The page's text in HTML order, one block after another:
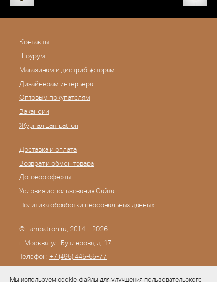
Мы используем cookie-файлы для улучшения пользовательского
Контакты
Шоурум
Магазинам и дистрибьюторам
Дизайнерам интерьера
Оптовым покупателям
Вакансии
Журнал Lampatron
Доставка и оплата
Возврат и обмен товара
Договор оферты
Условия использования Сайта
Политика обработки персональных данных
© Lampatron.ru , 2014—2026
г. Москва. ул. Бутлерова, д. 17
Телефон: +7 (495) 445-55-77